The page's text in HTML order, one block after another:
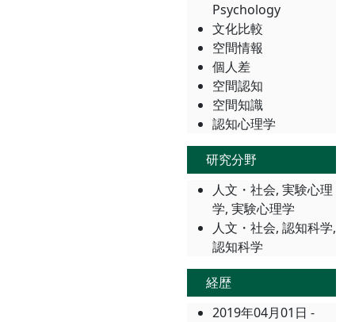
Psychology
文化比較
空間情報
個人差
空間認知
空間知識
認知心理学
研究分野
人文・社会, 実験心理
学, 実験心理学
人文・社会, 認知科学,
認知科学
経歴
2019年04月01日 -